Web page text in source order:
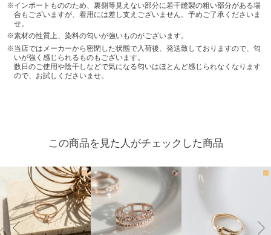
インポートもののため、裏側等見えない部分に若干縫製の粗い部分がある場
合もございますが、着用には差し支えございません。予めご了承くださいま
せ。
素材の性質上、染料の匂いが強いものがございます。
当店ではメーカーから密閉した状態で入荷後、発送致しておりますので、匂
いが強く感じられるものもございます。
数日のご使用や陰干しなどで気になる匂いはほとんど感じられなくなります
ので、お試しくださいませ。
この商品を見た人がチェックした商品